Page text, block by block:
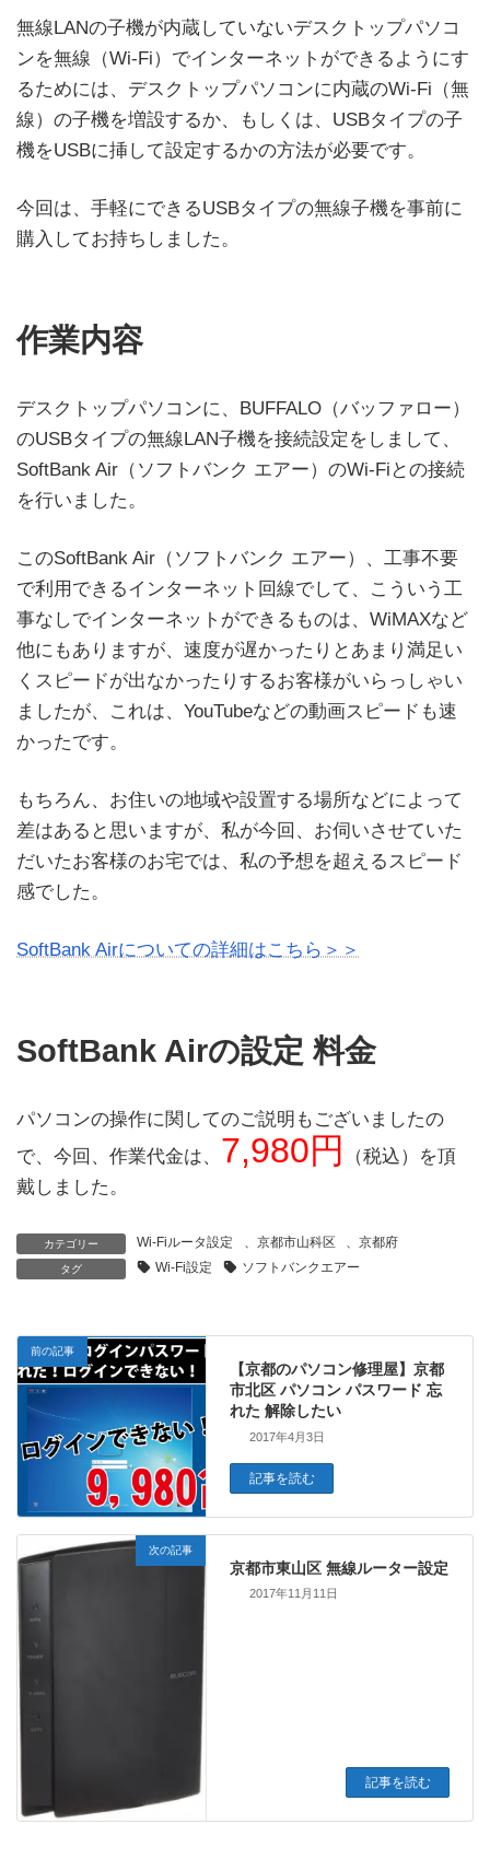
無線LANの子機が内蔵していないデスクトップパソコ
ンを無線（Wi-Fi）でインターネットができるようにす
るためには、デスクトップパソコンに内蔵のWi-Fi（無
線）の子機を増設するか、もしくは、USBタイプの子
機をUSBに挿して設定するかの方法が必要です。
今回は、手軽にできるUSBタイプの無線子機を事前に
購入してお持ちしました。
作業内容
デスクトップパソコンに、BUFFALO（バッファロー）
のUSBタイプの無線LAN子機を接続設定をしまして、
SoftBank Air（ソフトバンク エアー）のWi-Fiとの接続
を行いました。
このSoftBank Air（ソフトバンク エアー）、工事不要
で利用できるインターネット回線でして、こういう工
事なしでインターネットができるものは、WiMAXなど
他にもありますが、速度が遅かったりとあまり満足い
くスピードが出なかったりするお客様がいらっしゃい
ましたが、これは、YouTubeなどの動画スピードも速
かったです。
もちろん、お住いの地域や設置する場所などによって
差はあると思いますが、私が今回、お伺いさせていた
だいたお客様のお宅では、私の予想を超えるスピード
感でした。
SoftBank Airについての詳細はこちら＞＞
SoftBank Airの設定 料金
パソコンの操作に関してのご説明もございましたの
で、今回、作業代金は、 7,980円
（税込）を頂
戴しました。
カテゴリー Wi-Fiルータ設定 、 京都市山科区 、京都府
タグ Wi-Fi設定 ソフトバンクエアー
前の記事
【京都のパソコン修理屋】京都
市北区 パソコン パスワード 忘
れた 解除したい
2017年4月3日
記事を読む
次の記事
京都市東山区 無線ルーター設定
2017年11月11日
記事を読む